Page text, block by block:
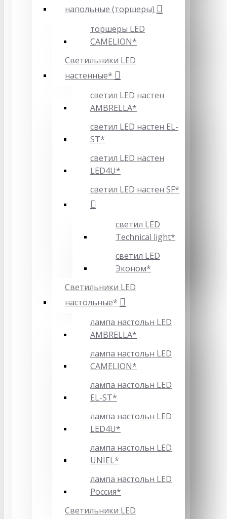
напольные (торшеры)
торшеры LED
CAMELION*
Светильники LED
настенные*
светил LED настен
AMBRELLA*
светил LED настен EL-
ST*
светил LED настен
LED4U*
светил LED настен SF*
светил LED
Technical light*
светил LED
Эконом*
Светильники LED
настольные*
лампа настольн LED
AMBRELLA*
лампа настольн LED
CAMELION*
лампа настольн LED
EL-ST*
лампа настольн LED
LED4U*
лампа настольн LED
UNIEL*
лампа настольн LED
Россия*
Светильники LED